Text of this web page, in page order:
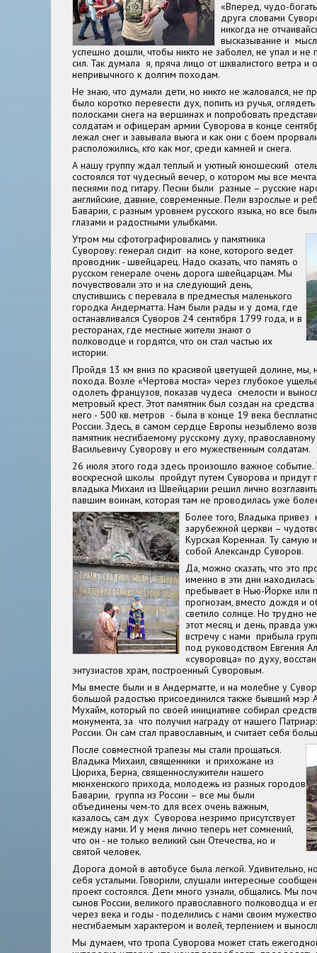
«Вперед, чудо-
друга словами
никогда не
высказывание и
успешно дошли, чтобы никто не заболел, не упал и не
сил. Так думала я, пряча лицо от шквалистого ветра и
непривычного к долгим походам.
Не знаю, что думали дети, но никто не жаловался, не
было коротко перевести дух, попить из ручья,
полосками снега на вершинах и попробовать
солдатам и офицерам армии Суворова в конце
лежал снег и завывала вьюга и как они с боем
расположились, кто как мог, среди камней и снега.
А нашу группу ждал теплый и уютный юношеский
состоялся тот чудесный вечер, о котором мы все
песнями под гитару. Песни были разные – русские
английские, давние, современные. Пели взрослые и
Баварии, с разным уровнем русского языка, но все
глазами и радостными улыбками.
Утром мы сфотографировались у памятника
Суворову: генерал сидит на коне, которого ведет
проводник - швейцарец. Надо сказать, что память о
русском генерале очень дорога швейцарцам. Мы
почувствовали это и на следующий день,
спустившись с перевала в предместья маленького
городка Андерматта. Нам были рады и у дома, где
останавливался Суворов 24 сентября 1799 года, и в
ресторанах, где местные жители знают о
полководце и гордятся, что он стал частью их
истории.
Пройдя 13 км вниз по красивой цветущей долине, мы,
похода. Возле «Чертова моста» через глубокое
одолеть французов, показав чудеса смелости и
метровый крест. Этот памятник был создан на
него - 500 кв. метров - была в конце 19 века
России. Здесь, в самом сердце Европы незыблемо
памятник несгибаемому русскому духу,
Васильевичу Суворову и его мужественным солдатам.
26 июля этого года здесь произошло важное событие.
воскресной школы пройдут путем Суворова и придут
владыка Михаил из Швейцарии решил лично
павшим воинам, которая там не проводилась уже
Более того, Владыка привез
зарубежной церкви –
Курская Коренная. Ту самую
собой Александр Суворов.
Да, можно сказать, что это
именно в эти дни
пребывает в Нью-Йорке или
прогнозам, вместо дождя и
светило солнце. Но трудно
этот месяц и день, правда
встречу с нами прибыла
под руководством Евгения
«суворовца» по духу,
энтузиастов храм, построенный Суворовым.
Мы вместе были и в Андерматте, и на молебне у
большой радостью присоединился также бывший мэр
Мухайм, который по своей инициативе собирал
монумента, за что получил награду от нашего
России. Он сам стал православным, и считает себя
После совместной трапезы мы стали прощаться.
Владыка Михаил, священники и прихожане из
Цюриха, Берна, священнослужители нашего
мюнхенского прихода, молодежь из разных городов
Баварии, группа из России – все мы были
объединены чем-то для всех очень важным,
казалось, сам дух Суворова незримо присутствует
между нами. И у меня лично теперь нет сомнений,
что он - не только великий сын Отечества, но и
святой человек.
Дорога домой в автобусе была легкой. Удивительно,
себя усталыми. Говорили, слушали интересные
проект состоялся. Дети много узнали, общались. Мы
сынов России, великого православного полководца и
через века и годы - поделились с нами своим
несгибаемым характером и волей, терпением и
Мы думаем, что тропа Суворова может стать